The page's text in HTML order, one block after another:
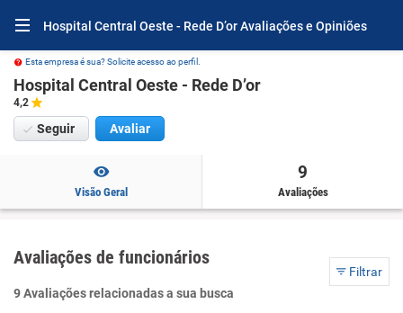
Hospital Central Oeste - Rede D’or Avaliações e Opiniões
Esta empresa é sua? Solicite acesso ao perfil.
Hospital Central Oeste - Rede D’or
4,2
Seguir Avaliar
Visão Geral
9
Avaliações
Avaliações de funcionários
Filtrar
9 Avaliações relacionadas a sua busca